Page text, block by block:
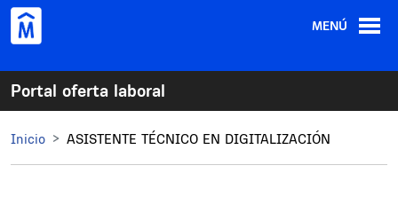
Pasar al contenido principal
MENÚ
Portal oferta laboral
Inicio ASISTENTE TÉCNICO EN DIGITALIZACIÓN